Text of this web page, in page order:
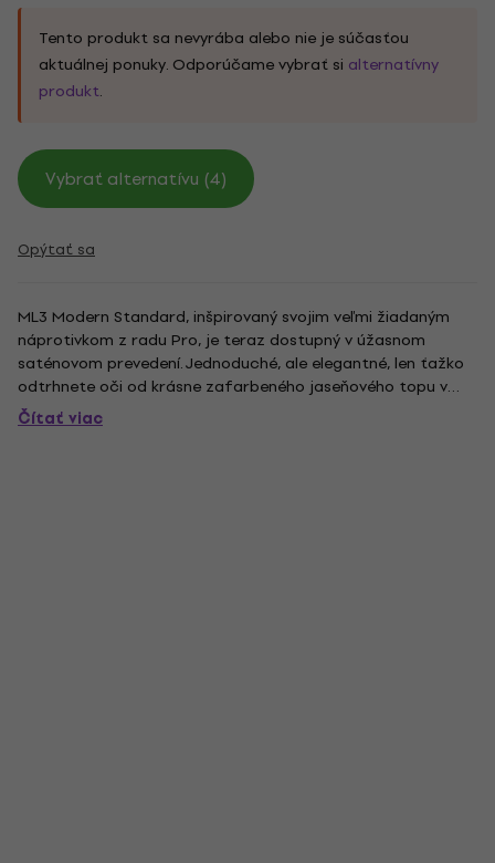
Tento produkt sa nevyrába alebo nie je súčasťou
aktuálnej ponuky. Odporúčame vybrať si alternatívny
produkt.
Vybrať alternatívu (4)
Opýtať sa
ML3 Modern Standard, inšpirovaný svojim veľmi žiadaným
náprotivkom z radu Pro, je teraz dostupný v úžasnom
saténovom prevedení. Jednoduché, ale elegantné, len ťažko
odtrhnete oči od krásne zafarbeného jaseňového topu v
Deep Red, Slate Black alebo Sage Green prevedení. Nie je to
však všetko len o vzhľade, tento nástroj je vybavený
Čítať viac